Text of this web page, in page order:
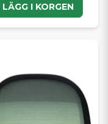
LÄGG I KORGEN